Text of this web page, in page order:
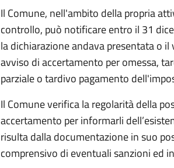
Il Comune, nell'ambito della propria
controllo, può notificare entro il 31
la dichiarazione andava presentata o
avviso di accertamento per omessa,
parziale o tardivo pagamento
Il Comune verifica la regolarità della
accertamento per informarli
risulta dalla documentazione in suo
comprensivo di eventuali sanzioni ed